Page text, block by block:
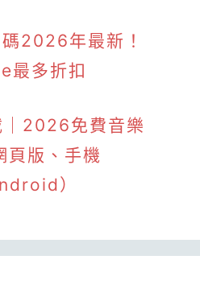
2026年最新！
最多折扣
2026免費音樂
頁版、手機
）